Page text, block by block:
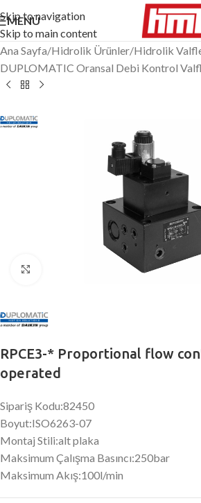
Skip to navigation
Skip to main content
MENÜ
Ana Sayfa/Hidrolik Ürünler/Hidrolik
DUPLOMATIC Oransal Debi Kontrol
Büyütmek için tıklayın
RPCE3-* Proportional flow
operated
Sipariş Kodu:82450
Boyut:ISO6263-07
Montaj Stili:alt plaka
Maksimum Çalışma Basıncı:250bar
Maksimum Akış:100l/min